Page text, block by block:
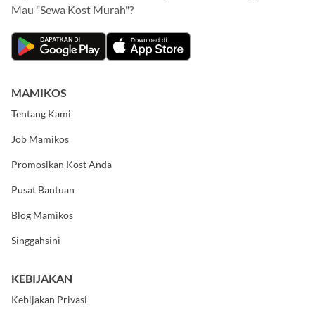
Mau "Sewa Kost Murah"?
MAMIKOS
Tentang Kami
Job Mamikos
Promosikan Kost Anda
Pusat Bantuan
Blog Mamikos
Singgahsini
KEBIJAKAN
Kebijakan Privasi